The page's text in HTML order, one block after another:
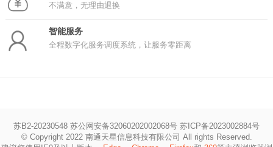
不满意，无理由退换
智能服务
全程数字化服务调度系统，让服务零距离
苏B2-20230548 苏公网安备32060202002068号 苏ICP备2023002884号
© Copyright 2022 南通天星信息科技有限公司 All rights Reserved.